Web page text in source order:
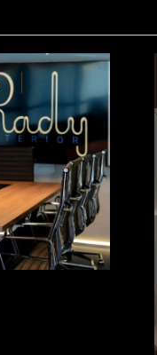
مقالات
الفيديوهات
الفيديوهات